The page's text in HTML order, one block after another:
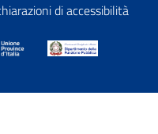
di accessibilità